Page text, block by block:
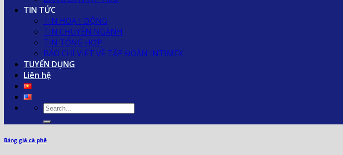
TIN TỨC
TIN HOẠT ĐỘNG
TIN CHUYÊN NGÀNH
TIN TỔNG HỢP
BÁO CHÍ VIẾT VỀ TẬP ĐOÀN INTIMEX
TUYỂN DỤNG
Liên hệ
Bảng giá cà phê